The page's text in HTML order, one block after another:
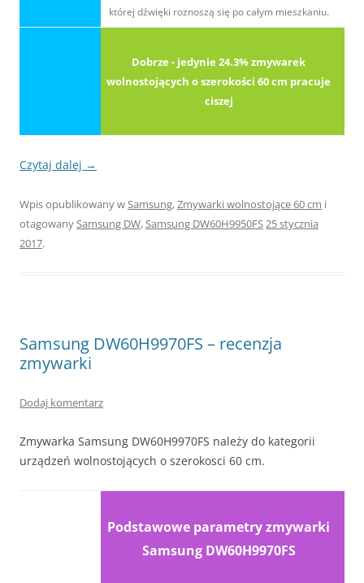
której dźwięki roznoszą się po całym mieszkaniu.
Dobrze - jedynie 24.3% zmywarek
wolnostojących o szerokości 60 cm pracuje
ciszej
Czytaj dalej →
Wpis opublikowany wSamsung,Zmywarki wolnostojące 60 cm i
otagowanySamsung DW,Samsung DW60H9950FS25 stycznia
2017.
Samsung DW60H9970FS – recenzja
zmywarki
Dodaj komentarz
Zmywarka Samsung DW60H9970FS należy do kategorii
urządzeń wolnostojących o szerokosci 60 cm.
Podstawowe parametry zmywarki
Samsung DW60H9970FS